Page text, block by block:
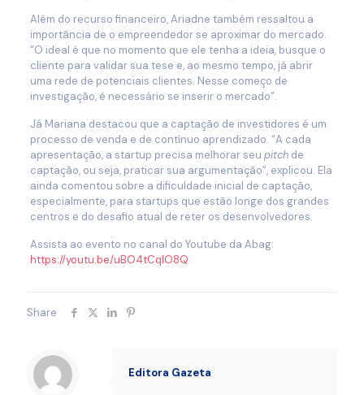
Além do recurso financeiro, Ariadne também ressaltou a
importância de o empreendedor se aproximar do mercado.
“O ideal é que no momento que ele tenha a ideia, busque o
cliente para validar sua tese e, ao mesmo tempo, já abrir
uma rede de potenciais clientes. Nesse começo de
investigação, é necessário se inserir o mercado”.
Já Mariana destacou que a captação de investidores é um
processo de venda e de contínuo aprendizado. “A cada
apresentação, a startup precisa melhorar seu pitchde
captação, ou seja, praticar sua argumentação”, explicou. Ela
ainda comentou sobre a dificuldade inicial de captação,
especialmente, para startups que estão longe dos grandes
centros e do desafio atual de reter os desenvolvedores.
Assista ao evento no canal do Youtube da Abag:
https://youtu.be/uBO4tCqlO8Q
Share
Editora Gazeta